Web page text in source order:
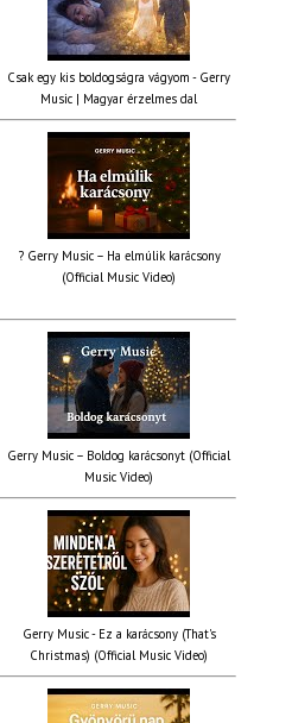
Csak egy kis boldogságra vágyom - Gerry
Music | Magyar érzelmes dal
? Gerry Music – Ha elmúlik karácsony
(Official Music Video)
Gerry Music – Boldog karácsonyt (Official
Music Video)
Gerry Music - Ez a karácsony (That's
Christmas) (Official Music Video)